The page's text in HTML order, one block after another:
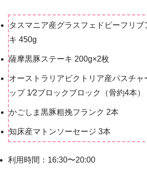
タスマニア産グラスフェドビーフリブ
キ 450g
薩摩黒豚ステーキ 200g×2枚
オーストラリアビクトリア産パスチャ
ップ 1⁄2ブロックブロック（骨約4本）
かごしま黒豚粗挽フランク 2本
知床産マトンソーセージ 3本
利用時間：16:30〜20:00